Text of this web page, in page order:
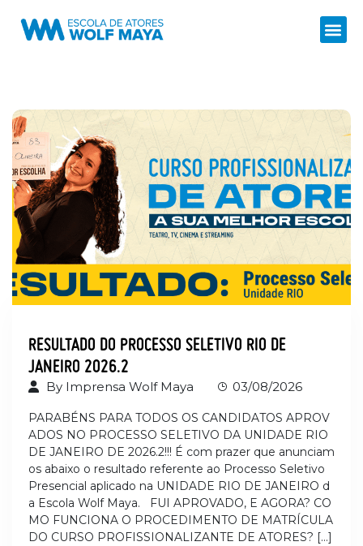
RESULTADO DO PROCESSO SELETIVO RIO DE
JANEIRO 2026.2
By Imprensa Wolf Maya 03/08/2026
PARABÉNS PARA TODOS OS CANDIDATOS APROV
ADOS NO PROCESSO SELETIVO DA UNIDADE RIO
DE JANEIRO DE 2026.2!!! É com prazer que anunciam
os abaixo o resultado referente ao Processo Seletivo
Presencial aplicado na UNIDADE RIO DE JANEIRO d
a Escola Wolf Maya. FUI APROVADO, E AGORA? CO
MO FUNCIONA O PROCEDIMENTO DE MATRÍCULA
DO CURSO PROFISSIONALIZANTE DE ATORES? […]